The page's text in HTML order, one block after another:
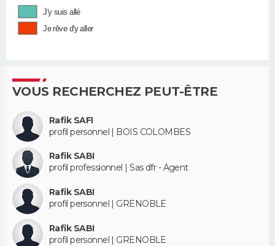
J'y suis allé
Je rêve d'y aller
VOUS RECHERCHEZ PEUT-ÊTRE
Rafik SAFI
profil personnel | BOIS COLOMBES
Rafik SABI
profil professionnel | Sas dfr - Agent
Rafik SABI
profil personnel | GRENOBLE
Rafik SABI
profil personnel | GRENOBLE